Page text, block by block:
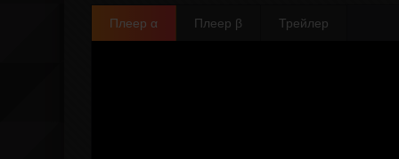
Плеер α Плеер β Трейлер